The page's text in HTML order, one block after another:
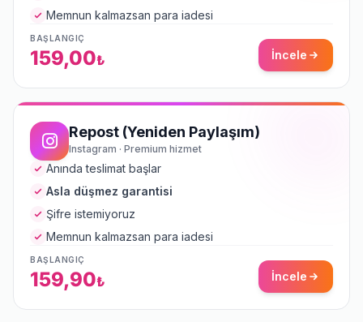
Memnun kalmazsan para iadesi
BAŞLANGIÇ
159,00₺ İncele
Repost (Yeniden Paylaşım)
Instagram · Premium hizmet
Anında teslimat başlar
Asla düşmez garantisi
Şifre istemiyoruz
Memnun kalmazsan para iadesi
BAŞLANGIÇ
159,90₺ İncele